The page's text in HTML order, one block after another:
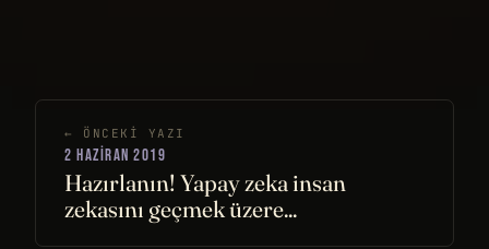
← ÖNCEKI YAZI
2 HAZIRAN 2019
Hazırlanın! Yapay zeka insan
zekasını geçmek üzere...